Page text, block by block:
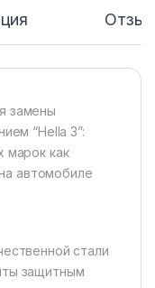
замены
“Hella 3”:
марок как
автомобиле
стали
защитным